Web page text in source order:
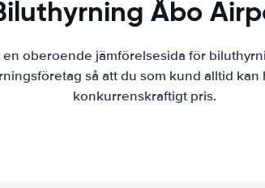
Åbo
en oberoende jämförelsesida för
så att du som kund alltid
konkurrenskraftigt pris.